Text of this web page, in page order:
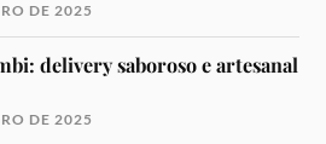
DE 2025
delivery saboroso e artesanal
DE 2025